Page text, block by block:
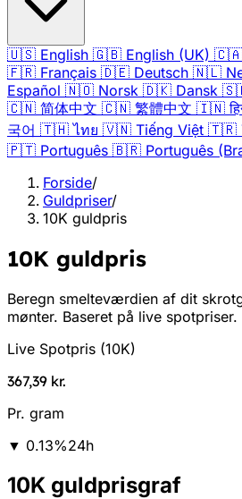
🇺🇸 English 🇬🇧 English (UK) 🇨🇦
🇫🇷 Français 🇩🇪 Deutsch 🇳🇱
Español 🇳🇴 Norsk 🇩🇰 Dansk
🇨🇳 简体中文 🇨🇳 繁體中文 🇮🇳
국어 🇹🇭 ไทย 🇻🇳 Tiếng Việt 🇹🇷
🇵🇹 Português 🇧🇷 Português
Forside/
Guldpriser/
10K guldpris
10K guldpris
Beregn smelteværdien af dit
mønter. Baseret på live spotpriser.
Live Spotpris (10K)
367,39 kr.
Pr. gram
▼ 0.13%24h
10K guldprisgraf